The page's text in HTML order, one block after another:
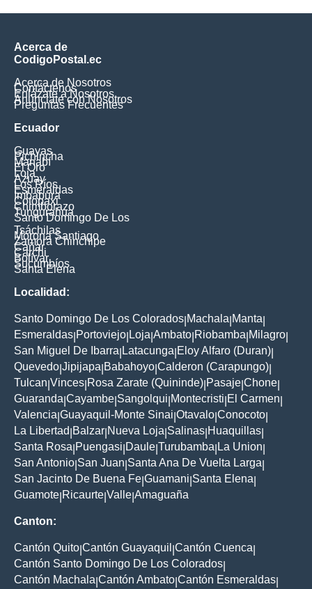
Acerca de
CodigoPostal.ec
Acerca de Nosotros
Contáctenos
Enlázate a Nosotros
Anúnciate con Nosotros
Preguntas Frecuentes
Ecuador
Guayas
Pichincha
Manabí
El Oro
Loja
Azuay
Los Ríos
Esmeraldas
Imbabura
Cotopaxi
Chimborazo
Tungurahua
Santo Domingo De Los
Tsáchilas
Morona Santiago
Zamora Chinchipe
Cañar
Carchi
Bolívar
Sucumbíos
Santa Elena
Localidad:
Santo Domingo De Los Colorados Machala Manta
Esmeraldas Portoviejo Loja Ambato Riobamba Milagro
San Miguel De Ibarra Latacunga Eloy Alfaro (Duran)
Quevedo Jipijapa Babahoyo Calderon (Carapungo)
Tulcan Vinces Rosa Zarate (Quininde) Pasaje Chone
Guaranda Cayambe Sangolqui Montecristi El Carmen
Valencia Guayaquil-Monte Sinai Otavalo Conocoto
La Libertad Balzar Nueva Loja Salinas Huaquillas
Santa Rosa Puengasi Daule Turubamba La Union
San Antonio San Juan Santa Ana De Vuelta Larga
San Jacinto De Buena Fe Guamani Santa Elena
Guamote Ricaurte Valle Amaguaña
Canton:
Cantón Quito Cantón Guayaquil Cantón Cuenca
Cantón Santo Domingo De Los Colorados
Cantón Machala Cantón Ambato Cantón Esmeraldas